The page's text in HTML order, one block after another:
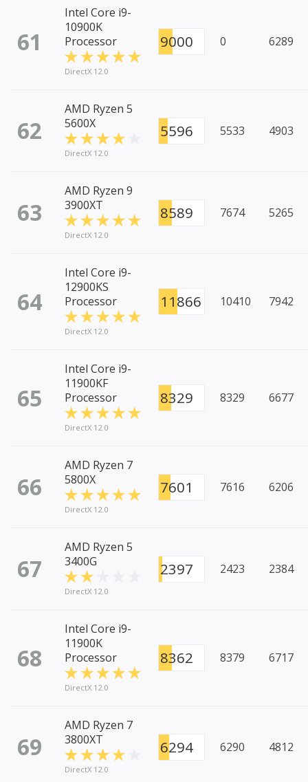
61
Intel Core i9-
10900K
Processor
DirectX 12.0
9000 0 6289
62
AMD Ryzen 5
5600X
DirectX 12.0
5596 5533 4903
63
AMD Ryzen 9
3900XT
DirectX 12.0
8589 7674 5265
64
Intel Core i9-
12900KS
Processor
DirectX 12.0
11866 10410 7942
65
Intel Core i9-
11900KF
Processor
DirectX 12.0
8329 8329 6677
66
AMD Ryzen 7
5800X
DirectX 12.0
7601 7616 6206
67
AMD Ryzen 5
3400G
DirectX 12.0
2397 2423 2384
68
Intel Core i9-
11900K
Processor
DirectX 12.0
8362 8379 6717
69
AMD Ryzen 7
3800XT
DirectX 12.0
6294 6290 4812